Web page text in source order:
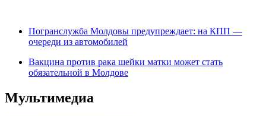
Погранслужба Молдовы предупреждает: на КПП —
очереди из автомобилей
Вакцина против рака шейки матки может стать
обязательной в Молдове
Мультимедиа